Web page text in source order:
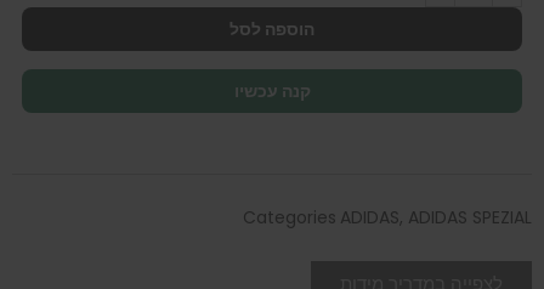
הוספה לסל
קנה עכשיו
Categories ADIDAS, ADIDAS SPEZIAL